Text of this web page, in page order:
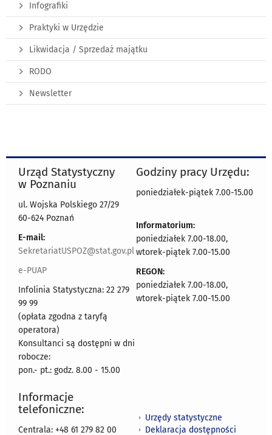
Infografiki
Praktyki w Urzędzie
Likwidacja / Sprzedaż majątku
RODO
Newsletter
Urząd Statystyczny
w Poznaniu
ul. Wojska Polskiego 27/29
60-624 Poznań
E-mail:
SekretariatUSPOZ@stat.gov.pl
e-PUAP
Infolinia Statystyczna: 22 279
99 99
(opłata zgodna z taryfą
operatora)
Konsultanci są dostępni w dni
robocze:
pon.- pt.: godz. 8.00 - 15.00
Godziny pracy Urzędu:
poniedziałek-piątek 7.00-15.00
Informatorium:
poniedziałek 7.00-18.00,
wtorek-piątek 7.00-15.00
REGON:
poniedziałek 7.00-18.00,
wtorek-piątek 7.00-15.00
Informacje
telefoniczne:
Centrala: +48 61 279 82 00
Urzędy statystyczne
Deklaracja dostępności